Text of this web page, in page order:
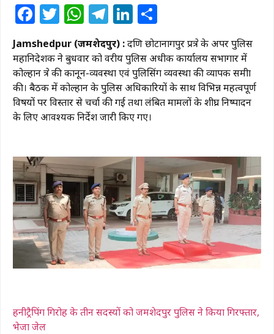
Facebook
Twitter
WhatsApp
Telegram
LinkedIn
Jamshedpur (जमशेदपुर) :दक्षिण छोटानागपुर प्रक्षेत्र के अपर पुलिस
महानिदेशक ने बुधवार को वरीय पुलिस अधीक्षक कार्यालय सभागार में
कोल्हान क्षेत्र की कानून-व्यवस्था एवं पुलिसिंग व्यवस्था की व्यापक समीक्षा
की। बैठक में कोल्हान के पुलिस अधिकारियों के साथ विभिन्न महत्वपूर्ण
विषयों पर विस्तार से चर्चा की गई तथा लंबित मामलों के शीघ्र निष्पादन
के लिए आवश्यक निर्देश जारी किए गए।
हनीट्रैपिंग गिरोह के तीन सदस्यों को जमशेदपुर पुलिस ने किया गिरफ्तार,
भेजा जेल